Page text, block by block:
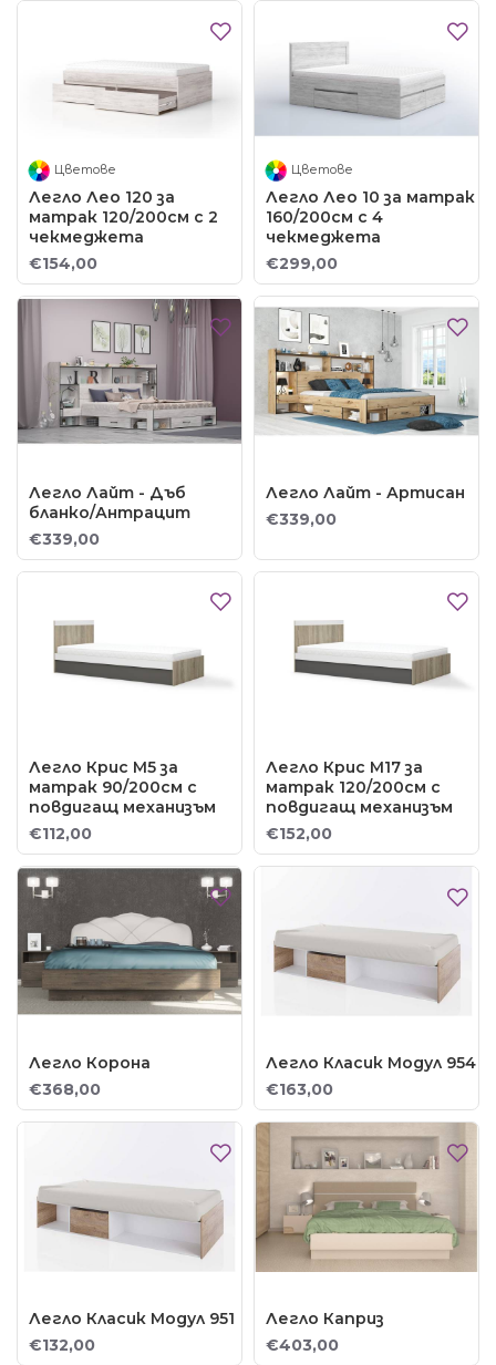
Цветове
Легло Лео 120 за
матрак 120/200см с 2
чекмеджета
€154,00
Цветове
Легло Лео 10 за матрак
160/200см с 4
чекмеджета
€299,00
Легло Лайт - Дъб
бланко/Антрацит
€339,00
Легло Лайт - Артисан
€339,00
Легло Крис М5 за
матрак 90/200см с
повдигащ механизъм
€112,00
Легло Крис М17 за
матрак 120/200см с
повдигащ механизъм
€152,00
Легло Корона
€368,00
Легло Класик Модул 954
€163,00
Легло Класик Модул 951
€132,00
Легло Каприз
€403,00